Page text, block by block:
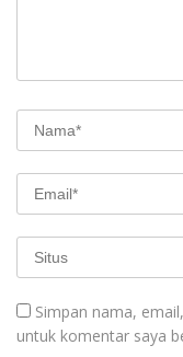
Simpan nama,
untuk komentar saya